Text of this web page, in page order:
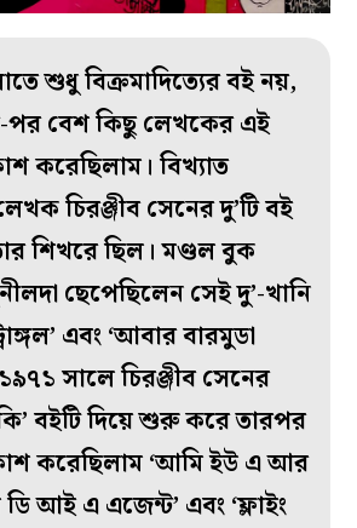
শুধু বিক্রমাদিত্যের বই নয়,
বেশ কিছু লেখকের এই
করেছিলাম। বিখ্যাত
চিরঞ্জীব সেনের দু’টি বই
শিখরে ছিল। মণ্ডল বুক
ছেপেছিলেন সেই দু’-খানি
এবং ‘আবার বারমুডা
সালে চিরঞ্জীব সেনের
বইটি দিয়ে শুরু করে তারপর
করেছিলাম ‘আমি ইউ এ আর
আই এ এজেন্ট’ এবং ‘ফ্লাইং